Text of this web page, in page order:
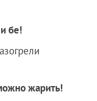
бе!
жарить!